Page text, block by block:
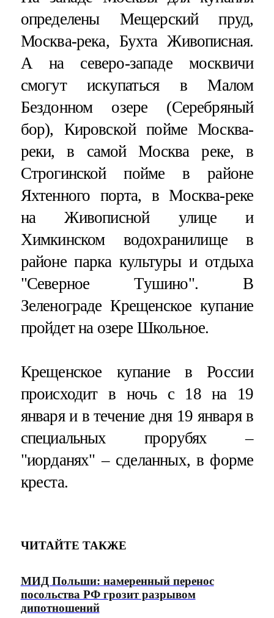
определены Мещерский пруд,
Москва-река, Бухта Живописная.
А на северо-западе москвичи
смогут искупаться в Малом
Бездонном озере (Серебряный
бор), Кировской пойме Москва-
реки, в самой Москва реке, в
Строгинской пойме в районе
Яхтенного порта, в Москва-реке
на Живописной улице и
Химкинском водохранилище в
районе парка культуры и отдыха
"Северное Тушино". В
Зеленограде Крещенское купание
пройдет на озере Школьное.
Крещенское купание в России
происходит в ночь с 18 на 19
января и в течение дня 19 января в
специальных прорубях –
"иорданях" – сделанных, в форме
креста.
ЧИТАЙТЕ ТАКЖЕ
МИД Польши: намеренный перенос
посольства РФ грозит разрывом
дипотношений